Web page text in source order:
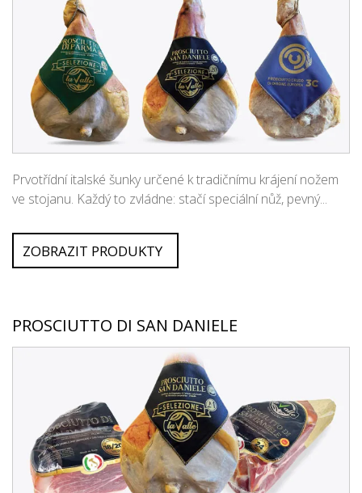
Prvotřídní italské šunky určené k tradičnímu krájení nožem
ve stojanu. Každý to zvládne: stačí speciální nůž, pevný...
ZOBRAZIT PRODUKTY
PROSCIUTTO DI SAN DANIELE